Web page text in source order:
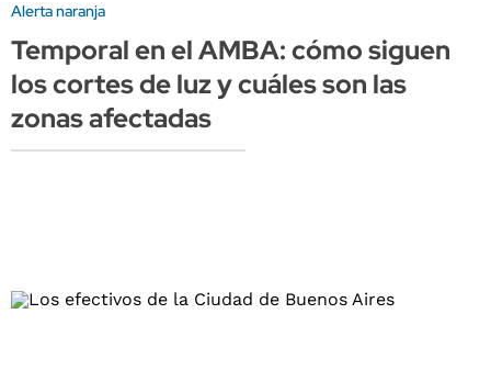
Alerta naranja
Temporal en el AMBA: cómo siguen
los cortes de luz y cuáles son las
zonas afectadas